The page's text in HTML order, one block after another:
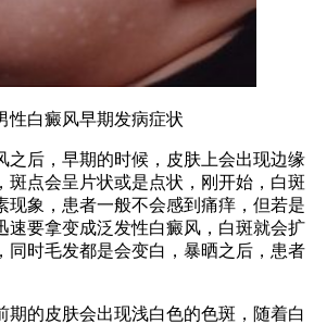
白癜风早期发病症状
后，早期的时候，皮肤上会出现边缘
斑点会呈片状或是点状，刚开始，白斑
现象，患者一般不会感到痛痒，但若是
速要拿变成泛发性白癜风，白斑就会扩
同时毛发都是会变白，暴晒之后，患者
的皮肤会出现浅白色的色斑，随着白